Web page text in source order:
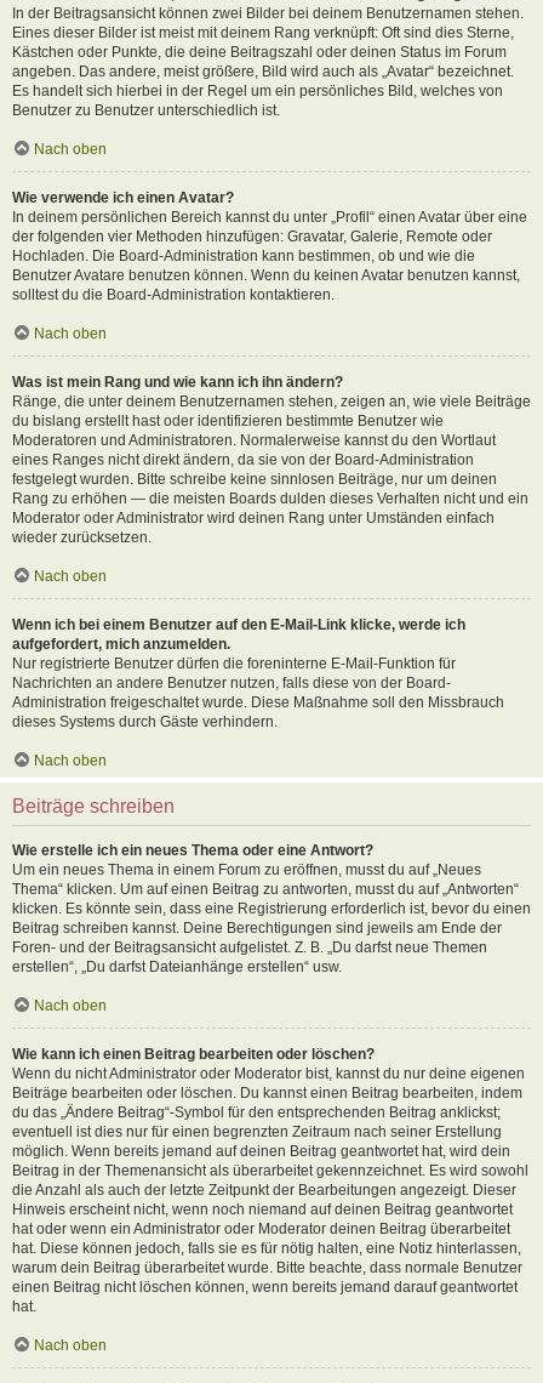
In der Beitragsansicht können zwei Bilder bei deinem Benutzernamen stehen.
Eines dieser Bilder ist meist mit deinem Rang verknüpft: Oft sind dies Sterne,
Kästchen oder Punkte, die deine Beitragszahl oder deinen Status im Forum
angeben. Das andere, meist größere, Bild wird auch als „Avatar“ bezeichnet.
Es handelt sich hierbei in der Regel um ein persönliches Bild, welches von
Benutzer zu Benutzer unterschiedlich ist.
Nach oben
Wie verwende ich einen Avatar?
In deinem persönlichen Bereich kannst du unter „Profil“ einen Avatar über eine
der folgenden vier Methoden hinzufügen: Gravatar, Galerie, Remote oder
Hochladen. Die Board-Administration kann bestimmen, ob und wie die
Benutzer Avatare benutzen können. Wenn du keinen Avatar benutzen kannst,
solltest du die Board-Administration kontaktieren.
Nach oben
Was ist mein Rang und wie kann ich ihn ändern?
Ränge, die unter deinem Benutzernamen stehen, zeigen an, wie viele Beiträge
du bislang erstellt hast oder identifizieren bestimmte Benutzer wie
Moderatoren und Administratoren. Normalerweise kannst du den Wortlaut
eines Ranges nicht direkt ändern, da sie von der Board-Administration
festgelegt wurden. Bitte schreibe keine sinnlosen Beiträge, nur um deinen
Rang zu erhöhen — die meisten Boards dulden dieses Verhalten nicht und ein
Moderator oder Administrator wird deinen Rang unter Umständen einfach
wieder zurücksetzen.
Nach oben
Wenn ich bei einem Benutzer auf den E-Mail-Link klicke, werde ich
aufgefordert, mich anzumelden.
Nur registrierte Benutzer dürfen die foreninterne E-Mail-Funktion für
Nachrichten an andere Benutzer nutzen, falls diese von der Board-
Administration freigeschaltet wurde. Diese Maßnahme soll den Missbrauch
dieses Systems durch Gäste verhindern.
Nach oben
Beiträge schreiben
Wie erstelle ich ein neues Thema oder eine Antwort?
Um ein neues Thema in einem Forum zu eröffnen, musst du auf „Neues
Thema“ klicken. Um auf einen Beitrag zu antworten, musst du auf „Antworten“
klicken. Es könnte sein, dass eine Registrierung erforderlich ist, bevor du einen
Beitrag schreiben kannst. Deine Berechtigungen sind jeweils am Ende der
Foren- und der Beitragsansicht aufgelistet. Z. B. „Du darfst neue Themen
erstellen“, „Du darfst Dateianhänge erstellen“ usw.
Nach oben
Wie kann ich einen Beitrag bearbeiten oder löschen?
Wenn du nicht Administrator oder Moderator bist, kannst du nur deine eigenen
Beiträge bearbeiten oder löschen. Du kannst einen Beitrag bearbeiten, indem
du das „Ändere Beitrag“-Symbol für den entsprechenden Beitrag anklickst;
eventuell ist dies nur für einen begrenzten Zeitraum nach seiner Erstellung
möglich. Wenn bereits jemand auf deinen Beitrag geantwortet hat, wird dein
Beitrag in der Themenansicht als überarbeitet gekennzeichnet. Es wird sowohl
die Anzahl als auch der letzte Zeitpunkt der Bearbeitungen angezeigt. Dieser
Hinweis erscheint nicht, wenn noch niemand auf deinen Beitrag geantwortet
hat oder wenn ein Administrator oder Moderator deinen Beitrag überarbeitet
hat. Diese können jedoch, falls sie es für nötig halten, eine Notiz hinterlassen,
warum dein Beitrag überarbeitet wurde. Bitte beachte, dass normale Benutzer
einen Beitrag nicht löschen können, wenn bereits jemand darauf geantwortet
hat.
Nach oben